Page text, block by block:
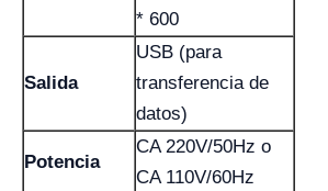
* 600
Salida
USB (para
transferencia de
datos)
Potencia
CA 220V/50Hz o
CA 110V/60Hz